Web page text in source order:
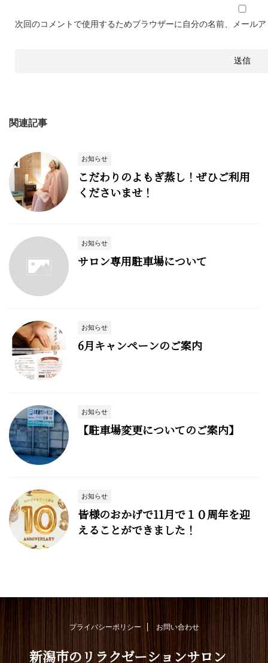
次回のコメントで使用するためブラウザーに自分の名前、メール
関連記事
お知らせ
こだわりのよもぎ蒸し！ぜひご利用
くださいませ！
お知らせ
サロン専用駐車場について
お知らせ
6月キャンペーンのご案内
お知らせ
【駐車場変更についてのご案内】
お知らせ
皆様のおかげで11月で１０周年を迎
えることができました！
プライバシーポリシー お問い合わせ
新潟市のリラクゼーションサロン